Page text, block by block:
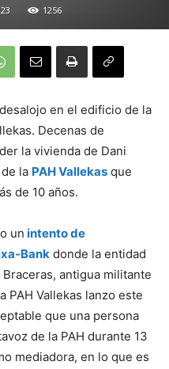
1256
en el edificio de la
Decenas de
la vivienda de Dani
la PAH Vallekas que
de 10 años.
un intento de
Bank donde la entidad
antigua militante
PAH Vallekas lanzo este
que una persona
de la PAH durante 13
mediadora, en lo que es